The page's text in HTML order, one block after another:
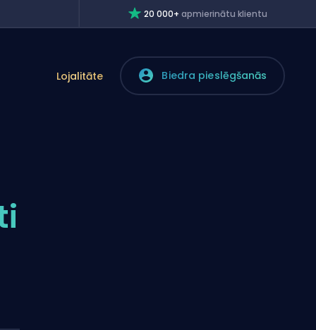
20 000+apmierinātu klientu
Lojalitāte Biedra pieslēgšanās